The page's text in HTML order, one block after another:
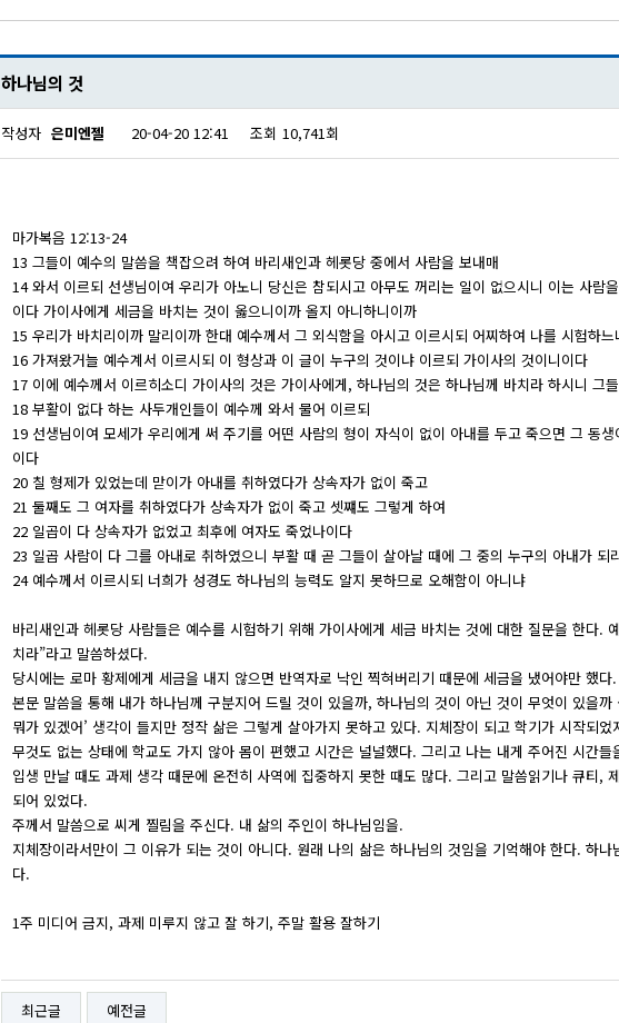
하나님의 것
작성자 은미엔젤 20-04-20 12:41 조회 10,741회
마가복음 12:13-24
13 그들이 예수의 말씀을 책잡으려 하여 바리새인과 헤롯당 중에서 사람을 보내매
14 와서 이르되 선생님이여 우리가 아노니 당신은 참되시고 아무도 꺼리는 일이 없으시니 이는 사람
이다 가이사에게 세금을 바치는 것이 옳으니이까 올지 아니하니이까
15 우리가 바치리이까 말리이까 한대 예수께서 그 외식함을 아시고 이르시되 어찌하여 나를 시험하
16 가져왔거늘 예수계서 이르시되 이 형상과 이 글이 누구의 것이냐 이르되 가이사의 것이니이다
17 이에 예수께서 이르히소디 가이사의 것은 가이사에게, 하나님의 것은 하나님께 바치라 하시니 그
18 부활이 없다 하는 사두개인들이 예수께 와서 물어 이르되
19 선생님이여 모세가 우리에게 써 주기를 어떤 사람의 형이 자식이 없이 아내를 두고 죽으면 그 동
이다
20 칠 형제가 있었는데 맏이가 아내를 취하였다가 상속자가 없이 죽고
21 둘째도 그 여자를 취하였다가 상속자가 없이 죽고 셋쨰도 그렇게 하여
22 일곱이 다 상속자가 없었고 최후에 여자도 죽었나이다
23 일곱 사람이 다 그를 아내로 취하였으니 부활 때 곧 그들이 살아날 때에 그 중의 누구의 아내가 되
24 예수께서 이르시되 너희가 성경도 하나님의 능력도 알지 못하므로 오해함이 아니냐
바리새인과 헤롯당 사람들은 예수를 시험하기 위해 가이사에게 세금 바치는 것에 대한 질문을 한다.
치라”라고 말씀하셨다.
당시에는 로마 황제에게 세금을 내지 않으면 반역자로 낙인 찍혀버리기 때문에 세금을 냈어야만 했다.
본문 말씀을 통해 내가 하나님께 구분지어 드릴 것이 있을까, 하나님의 것이 아닌 것이 무엇이 있을
뭐가 있겠어’ 생각이 들지만 정작 삶은 그렇게 살아가지 못하고 있다. 지체장이 되고 학기가 시작되
무것도 없는 상태에 학교도 가지 않아 몸이 편했고 시간은 널널했다. 그리고 나는 내게 주어진 시간
입생 만날 때도 과제 생각 때문에 온전히 사역에 집중하지 못한 때도 많다. 그리고 말씀읽기나 큐티,
되어 있었다.
주께서 말씀으로 씨게 찔림을 주신다. 내 삶의 주인이 하나님임을.
지체장이라서만이 그 이유가 되는 것이 아니다. 원래 나의 삶은 하나님의 것임을 기억해야 한다. 하
다.
1주 미디어 금지, 과제 미루지 않고 잘 하기, 주말 활용 잘하기
최근글 예전글